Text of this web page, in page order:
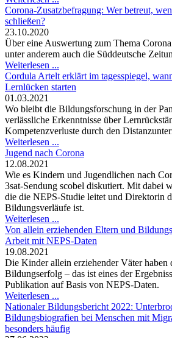
Corona-Zusatzbefragung: Wer betreut,
schließen?
23.10.2020
Über eine Auswertung zum Thema
unter anderem auch die Süddeutsche
Weiterlesen ...
Cordula Artelt erklärt im tagesspiegel,
Lernlücken starten
01.03.2021
Wo bleibt die Bildungsforschung in der
verlässliche Erkenntnisse über
Kompetenzverluste durch den
Weiterlesen ...
Jugend nach Corona
12.08.2021
Wie es Kindern und Jugendlichen nach
3sat-Sendung scobel diskutiert. Mit dabei
die die NEPS-Studie leitet und Direktorin
Bildungsverläufe ist.
Weiterlesen ...
Von allein erziehenden Eltern und
Arbeit mit NEPS-Daten
19.08.2021
Die Kinder allein erziehender Väter haben
Bildungserfolg – das ist eines der
Publikation auf Basis von NEPS-Daten.
Weiterlesen ...
Nationaler Bildungsbericht 2022:
Bildungsbiografien bei Menschen mit
besonders häufig